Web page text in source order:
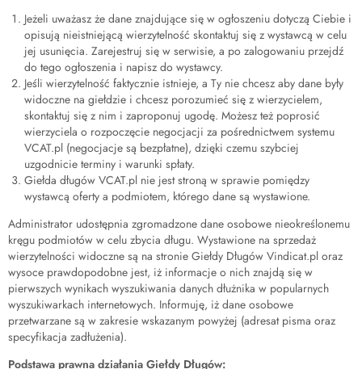
Jeżeli uważasz że dane znajdujące się w ogłoszeniu dotyczą Ciebie i
opisują nieistniejącą wierzytelność skontaktuj się z wystawcą w celu
jej usunięcia. Zarejestruj się w serwisie, a po zalogowaniu przejdź
do tego ogłoszenia i napisz do wystawcy.
Jeśli wierzytelność faktycznie istnieje, a Ty nie chcesz aby dane były
widoczne na giełdzie i chcesz porozumieć się z wierzycielem,
skontaktuj się z nim i zaproponuj ugodę. Możesz też poprosić
wierzyciela o rozpoczęcie negocjacji za pośrednictwem systemu
VCAT.pl (negocjacje są bezpłatne), dzięki czemu szybciej
uzgodnicie terminy i warunki spłaty.
Giełda długów VCAT.pl nie jest stroną w sprawie pomiędzy
wystawcą oferty a podmiotem, którego dane są wystawione.
Administrator udostępnia zgromadzone dane osobowe nieokreślonemu
kręgu podmiotów w celu zbycia długu. Wystawione na sprzedaż
wierzytelności widoczne są na stronie Giełdy Długów Vindicat.pl oraz
wysoce prawdopodobne jest, iż informacje o nich znajdą się w
pierwszych wynikach wyszukiwania danych dłużnika w popularnych
wyszukiwarkach internetowych. Informuję, iż dane osobowe
przetwarzane są w zakresie wskazanym powyżej (adresat pisma oraz
specyfikacja zadłużenia).
Podstawa prawna działania Giełdy Długów: